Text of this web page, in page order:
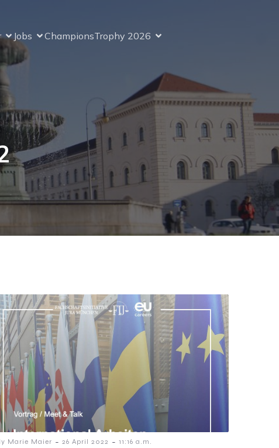
Jobs ChampionsTrophy 2026
Marie Maier - 26 April 2022 - 11:16 a.m.